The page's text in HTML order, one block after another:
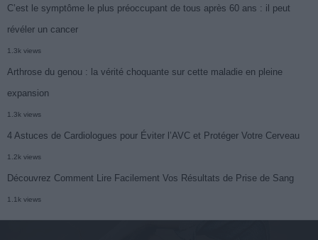
C’est le symptôme le plus préoccupant de tous après 60 ans : il peut
révéler un cancer
1.3k views
Arthrose du genou : la vérité choquante sur cette maladie en pleine
expansion
1.3k views
4 Astuces de Cardiologues pour Éviter l’AVC et Protéger Votre Cerveau
1.2k views
Découvrez Comment Lire Facilement Vos Résultats de Prise de Sang
1.1k views